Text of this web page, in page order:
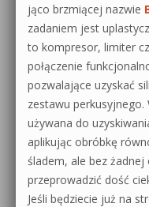
Pakiety
Regulamin
Działanie sklepu
Wyszukiwanie
jąco brzmiącej nazwie
zadaniem jest
to kompresor, limiter
połączenie
pozwalające uzyskać
zestawu
używana do
aplikując obróbkę
śladem, ale bez
przeprowadzić dość
Jeśli będziecie już na